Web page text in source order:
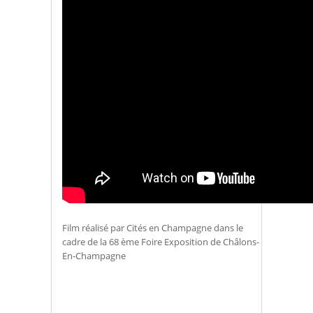
Film réalisé par Cités en Champagne dans le
cadre de la 68 ème Foire Exposition de Châlons-
En-Champagne